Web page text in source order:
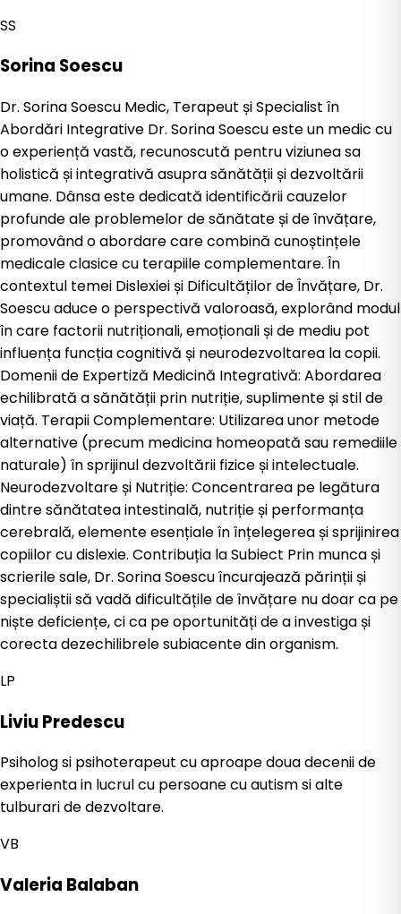
SS
Sorina Soescu
Dr. Sorina Soescu Medic, Terapeut și Specialist în
Abordări Integrative Dr. Sorina Soescu este un medic cu
o experiență vastă, recunoscută pentru viziunea sa
holistică și integrativă asupra sănătății și dezvoltării
umane. Dânsa este dedicată identificării cauzelor
profunde ale problemelor de sănătate și de învățare,
promovând o abordare care combină cunoștințele
medicale clasice cu terapiile complementare. În
contextul temei Dislexiei și Dificultăților de Învățare, Dr.
Soescu aduce o perspectivă valoroasă, explorând modul
în care factorii nutriționali, emoționali și de mediu pot
influența funcția cognitivă și neurodezvoltarea la copii.
Domenii de Expertiză Medicină Integrativă: Abordarea
echilibrată a sănătății prin nutriție, suplimente și stil de
viață. Terapii Complementare: Utilizarea unor metode
alternative (precum medicina homeopată sau remediile
naturale) în sprijinul dezvoltării fizice și intelectuale.
Neurodezvoltare și Nutriție: Concentrarea pe legătura
dintre sănătatea intestinală, nutriție și performanța
cerebrală, elemente esențiale în înțelegerea și sprijinirea
copiilor cu dislexie. Contribuția la Subiect Prin munca și
scrierile sale, Dr. Sorina Soescu încurajează părinții și
specialiștii să vadă dificultățile de învățare nu doar ca pe
niște deficiențe, ci ca pe oportunități de a investiga și
corecta dezechilibrele subiacente din organism.
LP
Liviu Predescu
Psiholog si psihoterapeut cu aproape doua decenii de
experienta in lucrul cu persoane cu autism si alte
tulburari de dezvoltare.
VB
Valeria Balaban